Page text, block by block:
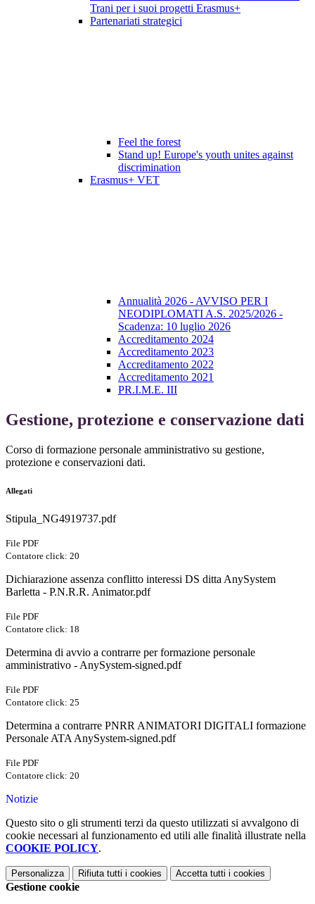
Trani per i suoi progetti Erasmus+
Partenariati strategici
Feel the forest
Stand up! Europe's youth unites against
discrimination
Erasmus+ VET
Annualità 2026 - AVVISO PER I
NEODIPLOMATI A.S. 2025/2026 -
Scadenza: 10 luglio 2026
Accreditamento 2024
Accreditamento 2023
Accreditamento 2022
Accreditamento 2021
PR.I.M.E. III
Gestione, protezione e conservazione dati
Corso di formazione personale amministrativo su gestione,
protezione e conservazioni dati.
Allegati
Stipula_NG4919737.pdf
File PDF
Contatore click: 20
Dichiarazione assenza conflitto interessi DS ditta AnySystem
Barletta - P.N.R.R. Animator.pdf
File PDF
Contatore click: 18
Determina di avvio a contrarre per formazione personale
amministrativo - AnySystem-signed.pdf
File PDF
Contatore click: 25
Determina a contrarre PNRR ANIMATORI DIGITALI formazione
Personale ATA AnySystem-signed.pdf
File PDF
Contatore click: 20
Notizie
Questo sito o gli strumenti terzi da questo utilizzati si avvalgono di
cookie necessari al funzionamento ed utili alle finalità illustrate nella
COOKIE POLICY.
Personalizza Rifiuta tutti i cookies Accetta tutti i cookies
Gestione cookie